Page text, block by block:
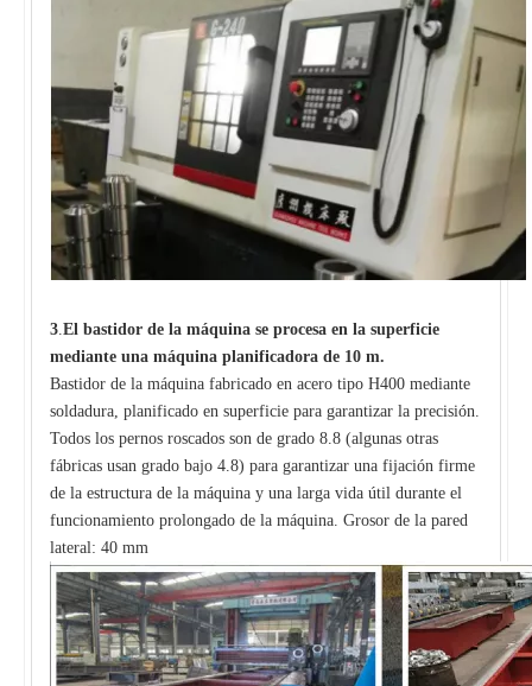
3.El bastidor de la máquina se procesa en la superficie
mediante una máquina planificadora de 10 m.
Bastidor de la máquina fabricado en acero tipo H400 mediante
soldadura, planificado en superficie para garantizar la precisión.
Todos los pernos roscados son de grado 8.8 (algunas otras
fábricas usan grado bajo 4.8) para garantizar una fijación firme
de la estructura de la máquina y una larga vida útil durante el
funcionamiento prolongado de la máquina. Grosor de la pared
lateral: 40 mm